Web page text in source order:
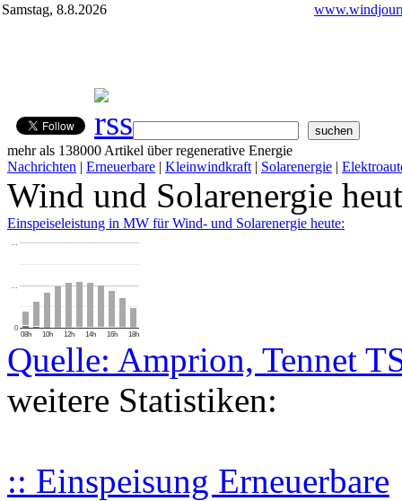
Samstag, 8.8.2026
mehr als 138000 Artikel über regenerative Energie
Nachrichten | Erneuerbare | Kleinwindkraft | Solarenergie |
Wind und Solarenergie
Einspeiseleistung in MW für Wind- und Solarenergie heute:
08h 10h 12h 14h 16h 18h
0
…
…
Quelle: Amprion, Tennet
weitere Statistiken:
:: Einspeisung Erneuerbare